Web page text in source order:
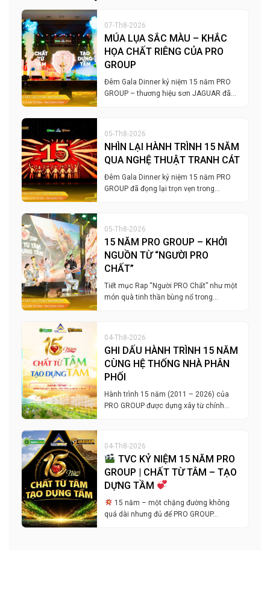
07-Th8-2026
MÚA LỤA SẮC MÀU – KHẮC
HỌA CHẤT RIÊNG CỦA PRO
GROUP
Đêm Gala Dinner kỷ niệm 15 năm PRO
GROUP – thương hiệu sơn JAGUAR đã…
05-Th8-2026
NHÌN LẠI HÀNH TRÌNH 15 NĂM
QUA NGHỆ THUẬT TRANH CÁT
Đêm Gala Dinner kỷ niệm 15 năm PRO
GROUP đã đọng lại trọn vẹn trong…
05-Th8-2026
15 NĂM PRO GROUP – KHỞI
NGUỒN TỪ “NGƯỜI PRO
CHẤT”
Tiết mục Rap “Người PRO Chất” như một
món quà tinh thần bùng nổ trong…
04-Th8-2026
GHI DẤU HÀNH TRÌNH 15 NĂM
CÙNG HỆ THỐNG NHÀ PHÂN
PHỐI
Hành trình 15 năm (2011 – 2026) của
PRO GROUP được dựng xây từ chính…
04-Th8-2026
TVC KỶ NIỆM 15 NĂM PRO
GROUP | CHẤT TỪ TÂM – TẠO
DỰNG TẦM
15 năm – một chặng đường không
quá dài nhưng đủ để PRO GROUP…